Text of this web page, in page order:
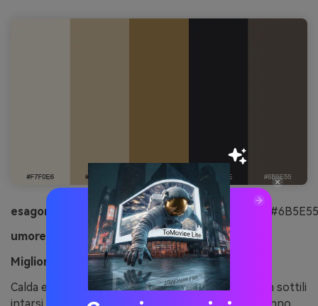
esagonale:
#F7F0E6#D8C3A5#B08D57#2A2A2E#6B5E55
umore:
Caldo, raffinato, architettonico
Migliore per:
layout della rivista editoriale
Calda e raffinata, suggerisce facciate in calcare con sottili